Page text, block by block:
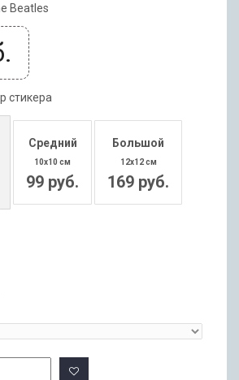
Beatles
стикера
Средний
10x10 см
99 руб.
Большой
12x12 см
169 руб.